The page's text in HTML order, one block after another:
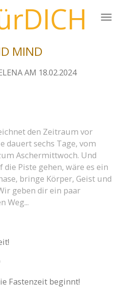
MIND
AM 18.02.2024
den Zeitraum vor
dauert sechs Tage, vom
Aschermittwoch. Und
Piste gehen, wäre es ein
bringe Körper, Geist und
geben dir ein paar
Weg...
Fastenzeit beginnt!